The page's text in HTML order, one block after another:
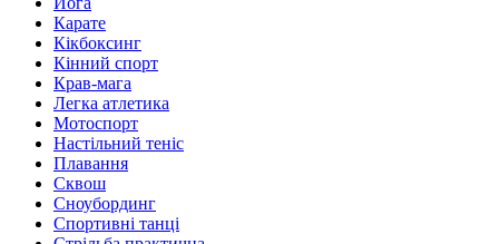
Карате
Кікбоксинг
Кінний спорт
Крав-мага
Легка атлетика
Мотоспорт
Настільний теніс
Плавання
Сквош
Сноубординг
Спортивні танці